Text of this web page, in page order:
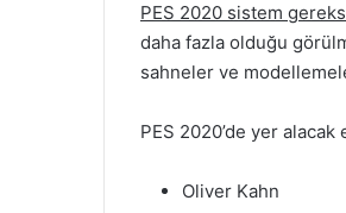
PES 2020 sistem
daha fazla olduğu
sahneler ve
PES 2020’de yer
Oliver Kahn